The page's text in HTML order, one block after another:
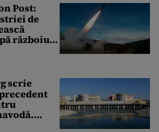
Post:
de
războiul
scrie
nouă